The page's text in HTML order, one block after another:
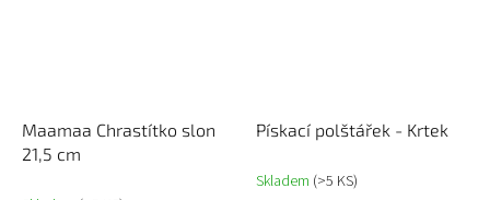
Maamaa Chrastítko slon
21,5 cm
Pískací polštářek - Krtek
Skladem (>5 KS)